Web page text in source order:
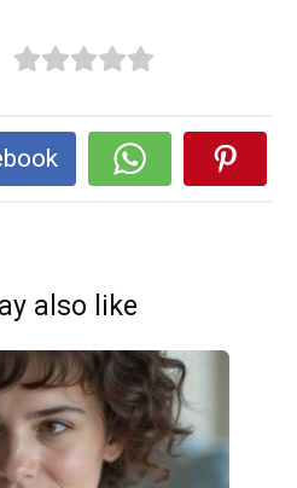
also like